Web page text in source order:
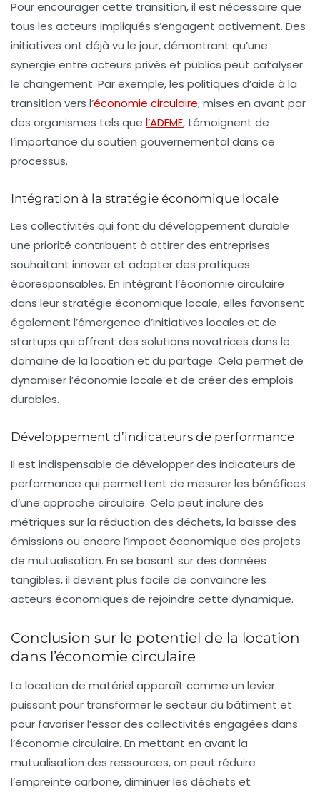
Pour encourager cette transition, il est nécessaire que
tous les acteurs impliqués s’engagent activement. Des
initiatives ont déjà vu le jour, démontrant qu’une
synergie entre acteurs privés et publics peut catalyser
le changement. Par exemple, les politiques d’aide à la
transition vers l’économie circulaire, mises en avant par
des organismes tels que l’ADEME, témoignent de
l’importance du soutien gouvernemental dans ce
processus.
Intégration à la stratégie économique locale
Les collectivités qui font du développement durable
une priorité contribuent à attirer des entreprises
souhaitant innover et adopter des pratiques
écoresponsables. En intégrant l’économie circulaire
dans leur stratégie économique locale, elles favorisent
également l’émergence d’initiatives locales et de
startups qui offrent des solutions novatrices dans le
domaine de la location et du partage. Cela permet de
dynamiser l’économie locale et de créer des emplois
durables.
Développement d’indicateurs de performance
Il est indispensable de développer des indicateurs de
performance qui permettent de mesurer les bénéfices
d’une approche circulaire. Cela peut inclure des
métriques sur la réduction des déchets, la baisse des
émissions ou encore l’impact économique des projets
de mutualisation. En se basant sur des données
tangibles, il devient plus facile de convaincre les
acteurs économiques de rejoindre cette dynamique.
Conclusion sur le potentiel de la location
dans l’économie circulaire
La location de matériel apparaît comme un levier
puissant pour transformer le secteur du bâtiment et
pour favoriser l’essor des collectivités engagées dans
l’économie circulaire. En mettant en avant la
mutualisation des ressources, on peut réduire
l’empreinte carbone, diminuer les déchets et